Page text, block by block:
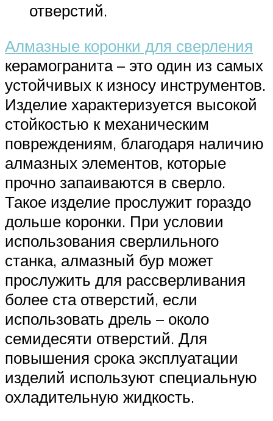
отверстий.
Алмазные коронки для сверления
керамогранита – это один из самых
устойчивых к износу инструментов.
Изделие характеризуется высокой
стойкостью к механическим
повреждениям, благодаря наличию
алмазных элементов, которые
прочно запаиваются в сверло.
Такое изделие прослужит гораздо
дольше коронки. При условии
использования сверлильного
станка, алмазный бур может
прослужить для рассверливания
более ста отверстий, если
использовать дрель – около
семидесяти отверстий. Для
повышения срока эксплуатации
изделий используют специальную
охладительную жидкость.